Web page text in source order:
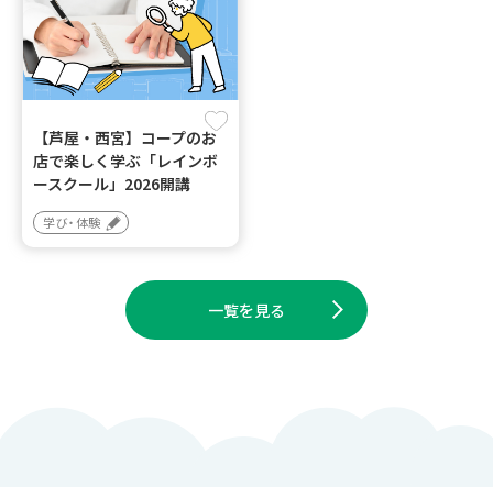
【芦屋・西宮】コープのお
店で楽しく学ぶ「レインボ
ースクール」2026開講
学び・体験
一覧を見る